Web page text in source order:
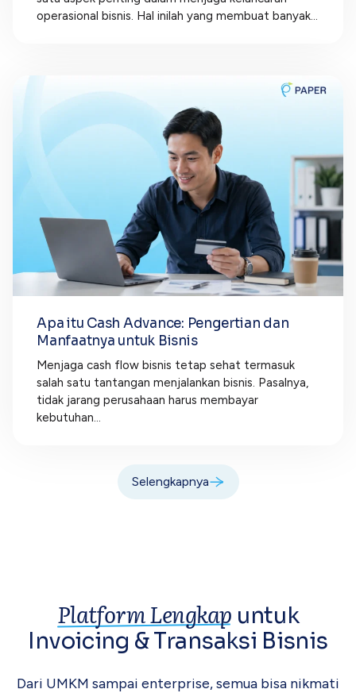
operasional bisnis. Hal inilah yang membuat banyak...
Apa itu Cash Advance: Pengertian dan
Manfaatnya untuk Bisnis
Menjaga cash flow bisnis tetap sehat termasuk
salah satu tantangan menjalankan bisnis. Pasalnya,
tidak jarang perusahaan harus membayar
kebutuhan...
Selengkapnya
Platform Lengkap untuk
Invoicing &Transaksi Bisnis
Dari UMKM sampai enterprise, semua bisa nikmati